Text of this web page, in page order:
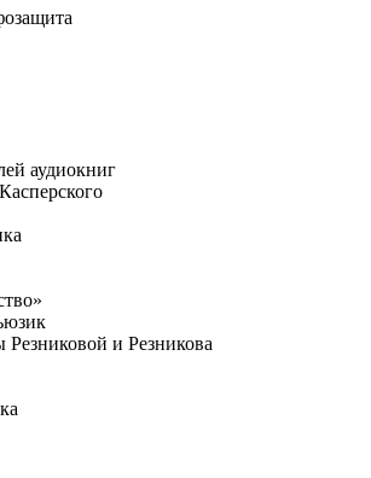
аудиокниг
и Резникова